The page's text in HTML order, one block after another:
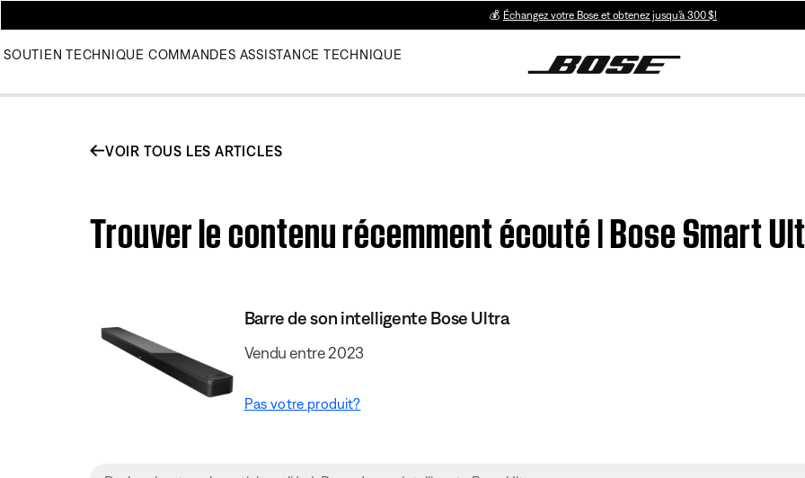
💰 Échangez votre Bose et obtenez jusqu’à 300 $!
SOUTIEN TECHNIQUE COMMANDES ASSISTANCE TECHNIQUE
VOIR TOUS LES ARTICLES
Trouver le contenu récemment écouté | Bose Smart
Barre de son intelligente Bose Ultra
Vendu entre 2023
Pas votre produit?